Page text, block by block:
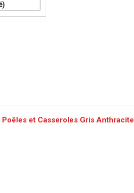
et Casseroles Gris Anthracite